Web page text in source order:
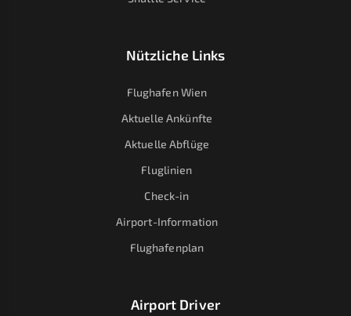
Nützliche Links
Flughafen Wien
Aktuelle Ankünfte
Aktuelle Abflüge
Fluglinien
Check-in
Airport-Information
Flughafenplan
Airport Driver